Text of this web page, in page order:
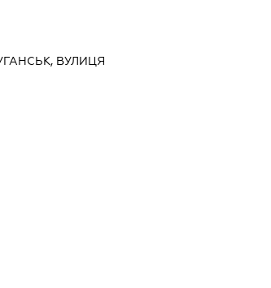
ВУЛИЦЯ